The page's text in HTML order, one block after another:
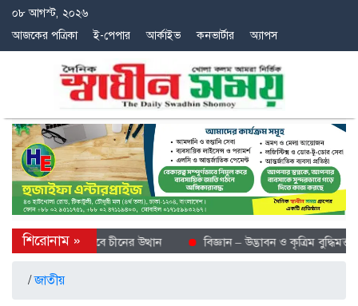
০৮ আগস্ট, ২০২৬
আজকের পত্রিকা
ই-পেপার আর্কাইভ কনভার্টার অ্যাপস
শীতল গন্তব্য হিসেবে চীনের উত্থান বিজ্ঞান – উদ্ভাবন ও কৃত্রিম বুদ্ধিমত্তায়
/জাতীয়